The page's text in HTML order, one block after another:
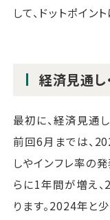
して、ドットポイン
経済見通し
最初に、経済見通
前回6月までは、
しやインフレ率の
らに1年間が増え
ります。2024年と